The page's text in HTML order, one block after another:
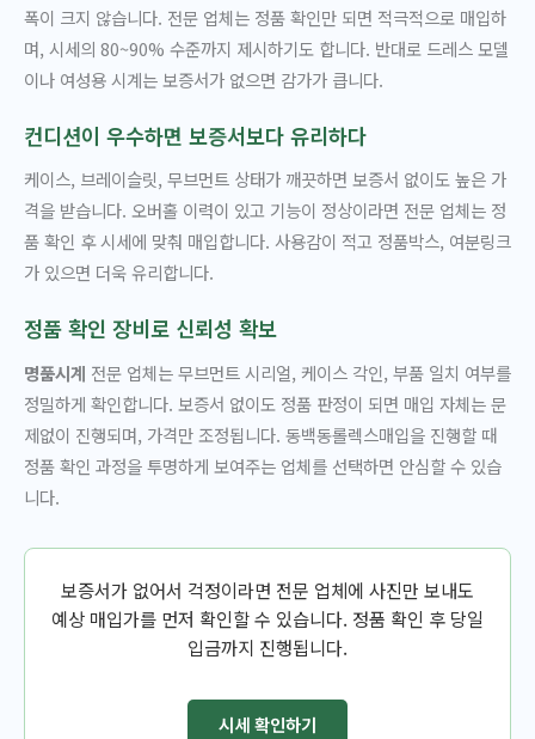
폭이 크지 않습니다. 전문 업체는 정품 확인만 되면 적극적으로 매입하
며, 시세의 80~90% 수준까지 제시하기도 합니다. 반대로 드레스 모델
이나 여성용 시계는 보증서가 없으면 감가가 큽니다.
컨디션이 우수하면 보증서보다 유리하다
케이스, 브레이슬릿, 무브먼트 상태가 깨끗하면 보증서 없이도 높은 가
격을 받습니다. 오버홀 이력이 있고 기능이 정상이라면 전문 업체는 정
품 확인 후 시세에 맞춰 매입합니다. 사용감이 적고 정품박스, 여분링크
가 있으면 더욱 유리합니다.
정품 확인 장비로 신뢰성 확보
명품시계 전문 업체는 무브먼트 시리얼, 케이스 각인, 부품 일치 여부를
정밀하게 확인합니다. 보증서 없이도 정품 판정이 되면 매입 자체는 문
제없이 진행되며, 가격만 조정됩니다. 동백동롤렉스매입을 진행할 때
정품 확인 과정을 투명하게 보여주는 업체를 선택하면 안심할 수 있습
니다.
보증서가 없어서 걱정이라면 전문 업체에 사진만 보내도
예상 매입가를 먼저 확인할 수 있습니다. 정품 확인 후 당일
입금까지 진행됩니다.
시세 확인하기